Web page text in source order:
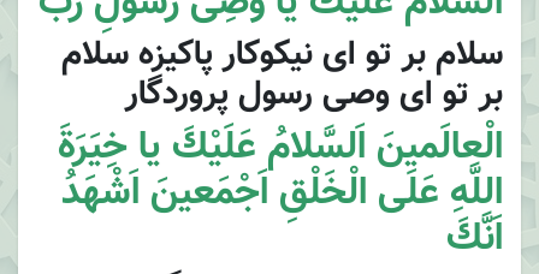
سلام بر تو اى نيكوكار پاكيزه سلام
بر تو اى وصى رسول پروردگار
الْعالَمينَ اَلسَّلامُ عَلَيْكَ يا خِيَرَةَ
اللَّهِ عَلَى الْخَلْقِ اَجْمَعينَ اَشْهَدُ
اَنَّكَ